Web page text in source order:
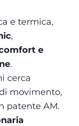
e termica,
,
e
.
cerca
movimento,
patente AM.